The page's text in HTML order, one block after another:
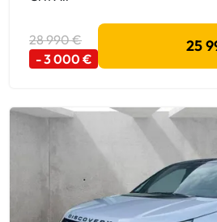
28 990 €
- 3 000 €
25